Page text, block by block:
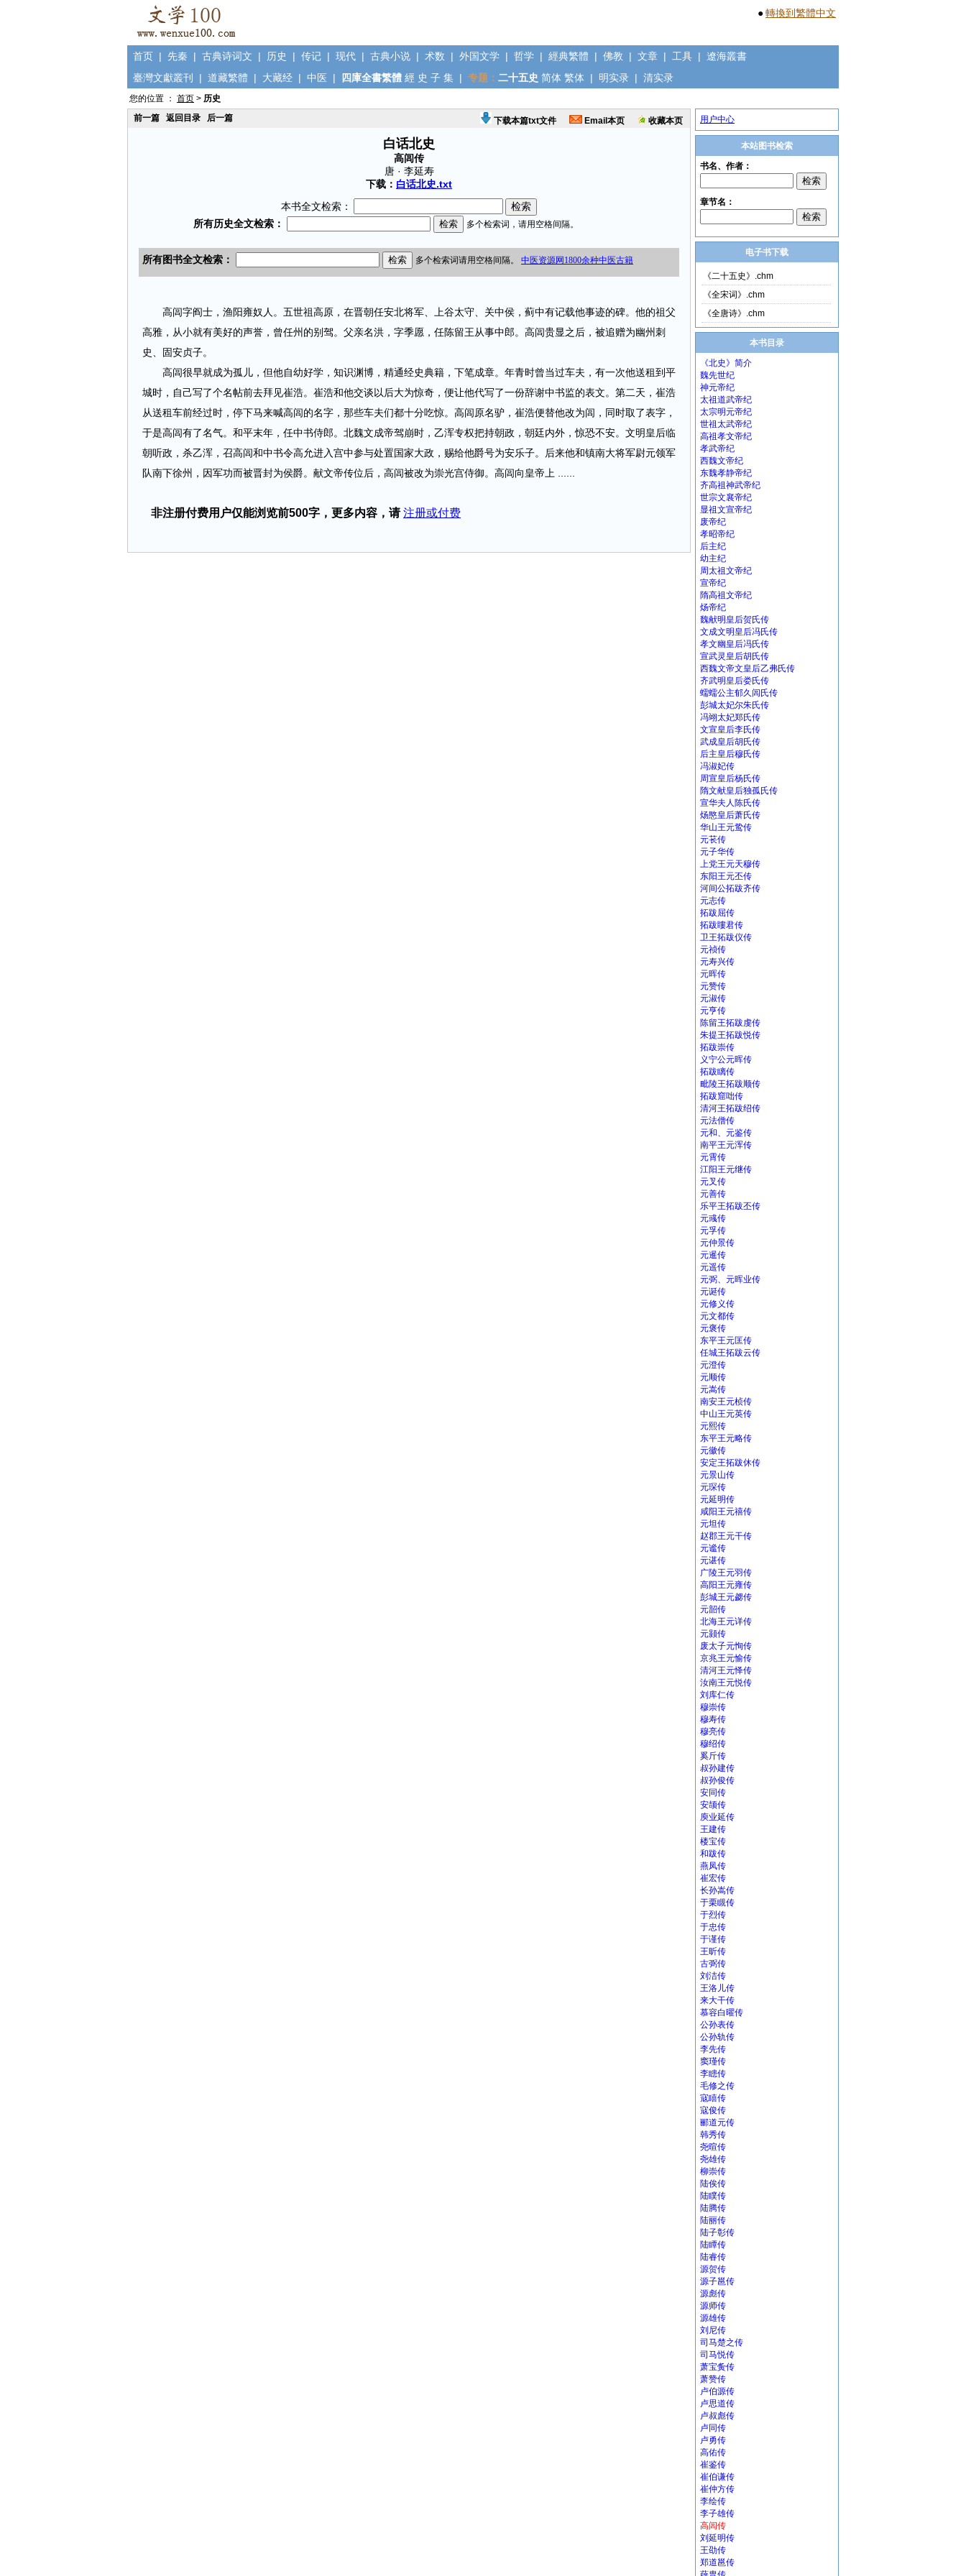
●轉換到繁體中文
首页 | 先秦 | 古典诗词文 | 历史 | 传记 | 现代 | 古典小说 | 术数 | 外国文学 | 哲学 | 經典繁體 | 佛教 | 文章 | 工具 | 遼海叢書
臺灣文獻叢刊
| 道藏繁體 | 大藏经 | 中医 | 四庫全書繁體 經 史 子 集 | 专题： 二十五史 简体 繁体 | 明实录 | 清实录
您的位置 ： 首页 > 历史
前一篇
返回目录 后一篇 下载本篇txt文件 Email本页 收藏本页
白话北史
高闾传
唐 · 李延寿
下载： 白话北史.txt
本书全文检索：
高闾字阎士，渔阳雍奴人。五世祖高原，在晋朝任安北将军、上谷太守、关中侯，蓟中有记载他事迹的碑。他的祖父
高雅，从小就有美好的声誉，曾任州的别驾。父亲名洪，字季愿，任陈留王从事中郎。高闾贵显之后，被追赠为幽州刺
史、固安贞子。
高闾很早就成为孤儿，但他自幼好学，知识渊博，精通经史典籍，下笔成章。年青时曾当过车夫，有一次他送租到平
城时，自己写了个名帖前去拜见崔浩。崔浩和他交谈以后大为惊奇，便让他代写了一份辞谢中书监的表文。第二天，崔浩
从送租车前经过时，停下马来喊高闾的名字，那些车夫们都十分吃惊。高闾原名驴，崔浩便替他改为闾，同时取了表字，
于是高闾有了名气。和平末年，任中书侍郎。北魏文成帝驾崩时，乙浑专权把持朝政，朝廷内外，惊恐不安。文明皇后临
朝听政，杀乙浑，召高闾和中书令高允进入宫中参与处置国家大政，赐给他爵号为安乐子。后来他和镇南大将军尉元领军
队南下徐州，因军功而被晋封为侯爵。献文帝传位后，高闾被改为崇光宫侍御。高闾向皇帝上 ......
非注册付费用户仅能浏览前500字，更多内容，请 注册或付费
用户中心
本站图书检索
电子书下载
《二十五史》.chm
《全宋词》.chm
《全唐诗》.chm
本书目录
《北史》简介
魏先世纪
神元帝纪
太祖道武帝纪
太宗明元帝纪
世祖太武帝纪
高祖孝文帝纪
孝武帝纪
西魏文帝纪
东魏孝静帝纪
齐高祖神武帝纪
世宗文襄帝纪
显祖文宣帝纪
废帝纪
孝昭帝纪
后主纪
幼主纪
周太祖文帝纪
宣帝纪
隋高祖文帝纪
炀帝纪
魏献明皇后贺氏传
文成文明皇后冯氏传
孝文幽皇后冯氏传
宣武灵皇后胡氏传
西魏文帝文皇后乙弗氏传
齐武明皇后娄氏传
蠕蠕公主郁久闾氏传
彭城太妃尔朱氏传
冯翊太妃郑氏传
文宣皇后李氏传
武成皇后胡氏传
后主皇后穆氏传
冯淑妃传
周宣皇后杨氏传
隋文献皇后独孤氏传
宣华夫人陈氏传
炀愍皇后萧氏传
华山王元鸷传
元苌传
元子华传
上党王元天穆传
东阳王元丕传
河间公拓跋齐传
元志传
拓跋屈传
拓跋瞜君传
卫王拓跋仪传
元祯传
元寿兴传
元晖传
元赞传
元淑传
元亨传
陈留王拓跋虔传
朱提王拓跋悦传
拓跋崇传
义宁公元晖传
拓跋瞝传
毗陵王拓跋顺传
拓跋窟咄传
清河王拓跋绍传
元法僧传
元和、元鉴传
南平王元浑传
元霄传
江阳王元继传
元叉传
元善传
乐平王拓跋丕传
元彧传
元孚传
元仲景传
元暹传
元遥传
元弼、元晖业传
元诞传
元修义传
元文都传
元褒传
东平王元匡传
任城王拓跋云传
元澄传
元顺传
元嵩传
南安王元桢传
中山王元英传
元熙传
东平王元略传
元徽传
安定王拓跋休传
元景山传
元琛传
元延明传
咸阳王元禧传
元坦传
赵郡王元干传
元谧传
元谌传
广陵王元羽传
高阳王元雍传
彭城王元勰传
元韶传
北海王元详传
元颢传
废太子元恂传
京兆王元愉传
清河王元怿传
汝南王元悦传
刘库仁传
穆崇传
穆寿传
穆亮传
穆绍传
奚斤传
叔孙建传
叔孙俊传
安同传
安颉传
庾业延传
王建传
楼宝传
和跋传
燕凤传
崔宏传
长孙嵩传
于栗瞡传
于烈传
于忠传
于谨传
王昕传
古弼传
刘洁传
王洛儿传
来大干传
慕容白曜传
公孙表传
公孙轨传
李先传
窦瑾传
李瞣传
毛修之传
寇瞦传
寇俊传
郦道元传
韩秀传
尧暄传
尧雄传
柳崇传
陆俟传
陆瞨传
陆腾传
陆丽传
陆子彰传
陆瞫传
陆睿传
源贺传
源子邕传
源彪传
源师传
源雄传
刘尼传
司马楚之传
司马悦传
萧宝夤传
萧赞传
卢伯源传
卢思道传
卢叔彪传
卢同传
卢勇传
高佑传
崔鉴传
崔伯谦传
崔仲方传
李绘传
李子雄传
高闾传
刘延明传
王劭传
郑道邕传